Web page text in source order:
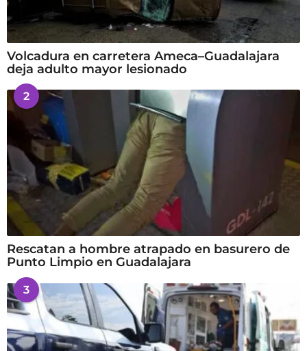
Volcadura en carretera Ameca–Guadalajara
deja adulto mayor lesionado
2
Rescatan a hombre atrapado en basurero de
Punto Limpio en Guadalajara
3